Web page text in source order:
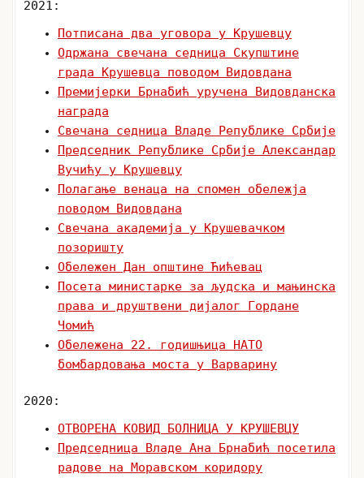
2021:
Потписана два уговора у Крушевцу
Одржана свечана седница Скупштине
града Крушевца поводом Видовдана
Премијерки Брнабић уручена Видовданска
награда
Свечана седница Владе Републике Србије
Председник Републике Србије Александар
Вучићу у Крушевцу
Полагање венаца на спомен обележја
поводом Видовдана
Свечана академија у Крушевачком
позоришту
Обележен Дан општине Ћићевац
Посета министарке за људска и мањинска
права и друштвени дијалог Гордане
Чомић
Обележена 22. годишњица НАТО
бомбардовања моста у Варварину
2020:
ОТВОРЕНА КОВИД БОЛНИЦА У КРУШЕВЦУ
Председница Владе Ана Брнабић посетила
радове на Моравском коридору